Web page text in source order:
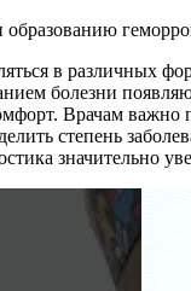
в различных
болезни
Врачам важно
степень
значительно